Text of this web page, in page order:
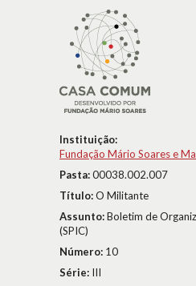
Instituição:
Fundação Mário Soares e
Pasta:00038.002.007
Título:O Militante
Assunto:Boletim de
(SPIC)
Número: 10
Série: III